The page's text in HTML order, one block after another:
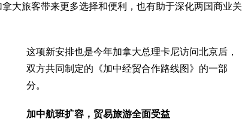
大旅客带来更多选择和便利，也有助于深化两国商业关
这项新安排也是今年加拿大总理卡尼访问北京后，
双方共同制定的《加中经贸合作路线图》的一部
分。
加中航班扩容，贸易旅游全面受益